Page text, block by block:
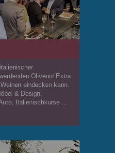
Olivenöl Extra
eindecken kann.
& Design,
Italienischkurse ...